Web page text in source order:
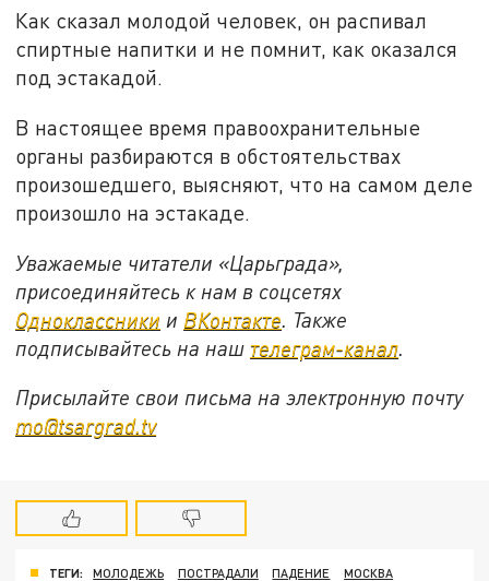
Как сказал молодой человек, он распивал
спиртные напитки и не помнит, как оказался
под эстакадой.
В настоящее время правоохранительные
органы разбираются в обстоятельствах
произошедшего, выясняют, что на самом деле
произошло на эстакаде.
Уважаемые читатели «Царьграда»,
присоединяйтесь к нам в соцсетях
Одноклассники и ВКонтакте . Также
подписывайтесь на наш телеграм-канал
Присылайте свои письма на электронную почту
mo@tsargrad.tv
ТЕГИ: МОЛОДЕЖЬ ПОСТРАДАЛИ ПАДЕНИЕ
МОСКВА